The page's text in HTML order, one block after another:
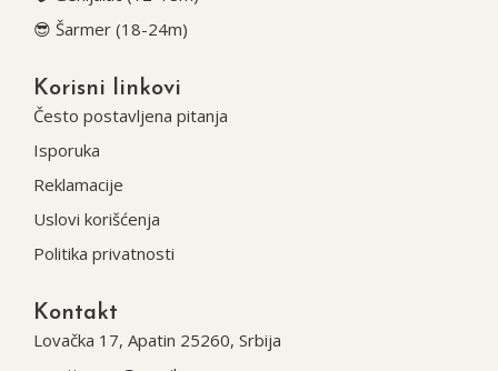
😎 Šarmer (18-24m)
Korisni linkovi
Često postavljena pitanja
Isporuka
Reklamacije
Uslovi korišćenja
Politika privatnosti
Kontakt
Lovačka 17, Apatin 25260, Srbija